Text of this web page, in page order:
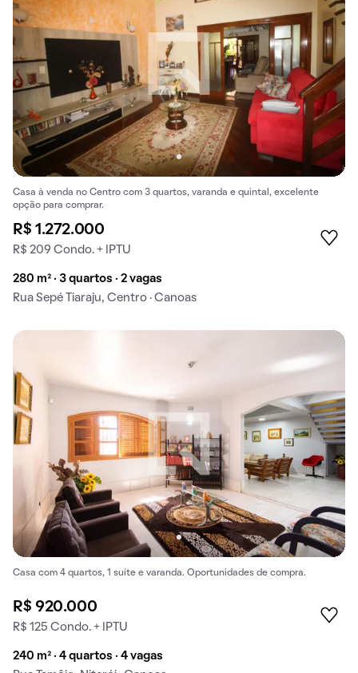
Casa à venda no Centro com 3 quartos, varanda e quintal, excelente
opção para comprar.
R$ 1.272.000
R$ 209 Condo. + IPTU
280 m² · 3 quartos · 2 vagas
Rua Sepé Tiaraju, Centro · Canoas
Casa com 4 quartos, 1 suíte e varanda. Oportunidades de compra.
R$ 920.000
R$ 125 Condo. + IPTU
240 m² · 4 quartos · 4 vagas